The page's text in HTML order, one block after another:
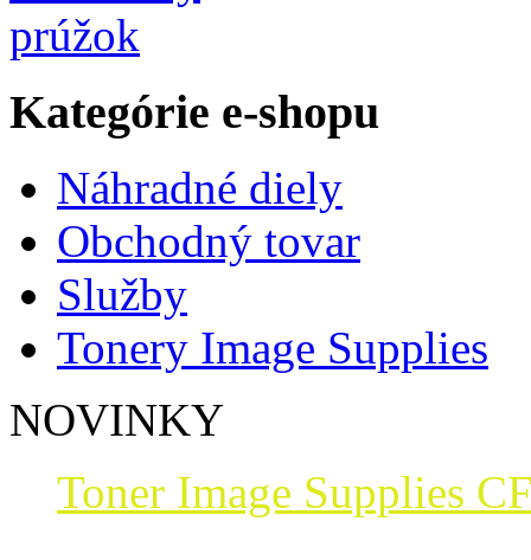
Kategórie e-shopu
Náhradné diely
Obchodný tovar
Služby
Tonery Image Supplies
NOVINKY
Toner Image Supplies